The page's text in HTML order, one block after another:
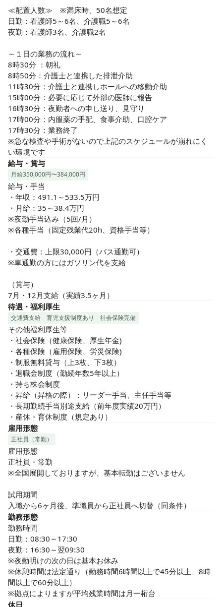
≪配置人数≫　※満床時、50名想定
日勤：看護師5～6名、介護職5～6名
夜勤：看護師3名、介護職2名
～１日の業務の流れ～
8時30分 ：朝礼
8時50分：介護士と連携した排泄介助
11時30分：介護士と連携しホールへの移動介助
15時00分：必要に応じて外部の医師に報告
16時30分：夜勤者への申し送り、見守り
17時00分：内服薬の手配、食事介助、口腔ケア
17時30分：業務終了
※急な検査や手術がないので上記のスケジュールが崩れにく
い環境です
給与・賞与
月給350,000円〜384,000円
給与・手当
・年収：491.1～533.5万円
・月給：35～38.4万円
※夜勤手当込み（5回/月）
※各種手当（固定残業代20h、資格手当等）
・交通費：上限30,000円（バス通勤可）
※車通勤の方にはガソリン代を支給
（賞与）
7月・12月支給（実績3.5ヶ月）
待遇・福利厚生
交通費支給 育児支援制度あり 社会保険完備
その他福利厚生等
・社会保険（健康保険、厚生年金)
・各種保険（雇用保険、労災保険)
・制服無料貸与（上3枚、下3枚）
・退職金制度（勤続年数5年以上）
・持ち株会制度
・昇給（昇格の際）：リーダー手当、主任手当等
・長期勤続手当別途支給（前年度実績20万円）
・産休・育休制度（規定あり）
雇用形態
正社員（常勤）
雇用形態
正社員・常勤
※全国展開しておりますが、基本転勤はございません
試用期間
入職から6ヶ月後、準職員から正社員へ切替（同条件）
勤務形態
勤務時間
日勤：08:30～17:30
夜勤：16:30～翌09:30
※夜勤明けの次の日は基本お休み
※休憩時間は法定通り（勤務時間6時間以上で45分以上、8時
間以上で60分以上）
※拠点によりますが平均残業時間は月一桁台
休日